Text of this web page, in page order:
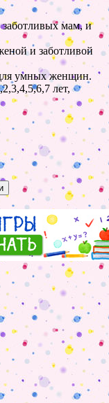
мам, и
и заботливой
умных женщин.
лет,